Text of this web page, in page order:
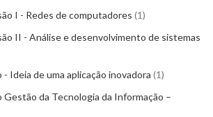
I - Redes de computadores 1
II - Análise e desenvolvimento de sistemas
Ideia de uma aplicação inovadora 1
da Tecnologia da Informação –